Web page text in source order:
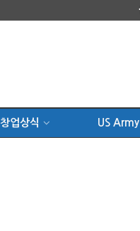
창업상식 US Army